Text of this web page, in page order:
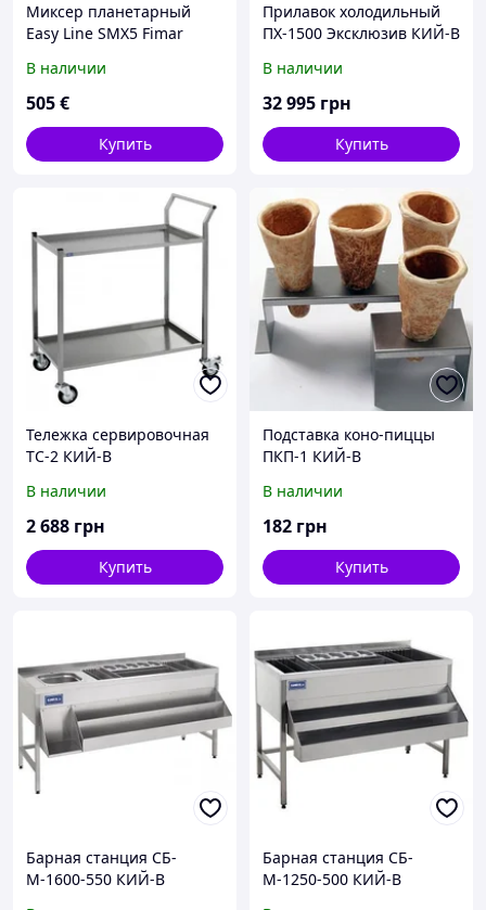
Миксер планетарный
Easy Line SMX5 Fimar
В наличии
505€
Купить
Прилавок холодильный
ПХ-1500 Эксклюзив КИЙ-В
В наличии
32 995 грн
Купить
Тележка сервировочная
ТС-2 КИЙ-В
В наличии
2 688 грн
Купить
Подставка коно-пиццы
ПКП-1 КИЙ-В
В наличии
182 грн
Купить
Барная станция СБ-
М-1600-550 КИЙ-В
Барная станция СБ-
М-1250-500 КИЙ-В